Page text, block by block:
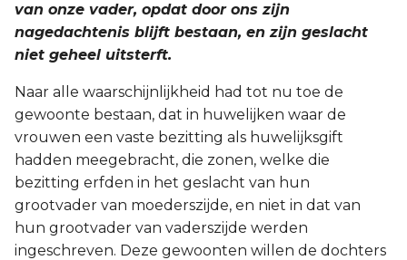
van onze vader, opdat door ons zijn
nagedachtenis blijft bestaan, en zijn geslacht
niet geheel uitsterft.
Naar alle waarschijnlijkheid had tot nu toe de
gewoonte bestaan, dat in huwelijken waar de
vrouwen een vaste bezitting als huwelijksgift
hadden meegebracht, die zonen, welke die
bezitting erfden in het geslacht van hun
grootvader van moederszijde, en niet in dat van
hun grootvader van vaderszijde werden
ingeschreven. Deze gewoonten willen de dochters